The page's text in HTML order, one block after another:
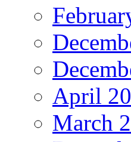
April
March